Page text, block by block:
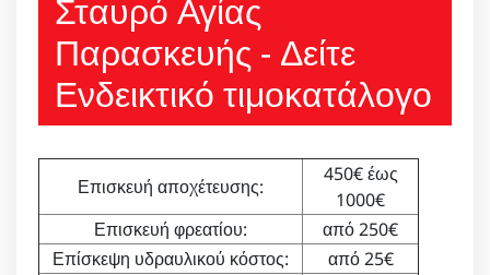
Σταυρό Αγίας
Παρασκευής - Δείτε
Ενδεικτικό τιμοκατάλογο
Επισκευή αποχέτευσης:
450€ έως
1000€
Επισκευή φρεατίου:
από 250€
Επίσκεψη υδραυλικού κόστος:
από 25€